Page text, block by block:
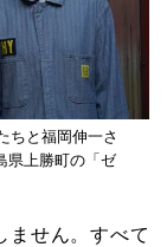
ちと福岡伸一さ
県上勝町の「ゼ
ません。すべて